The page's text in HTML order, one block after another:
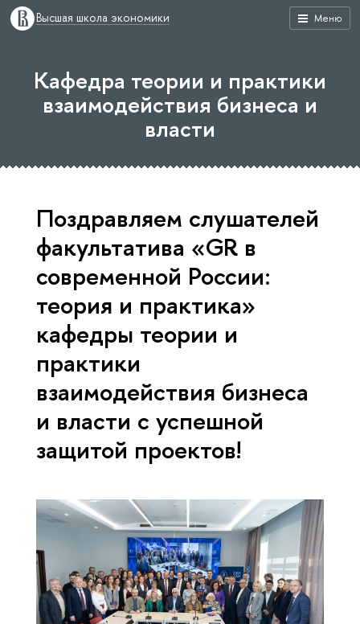
Меню
Высшая школа экономики
Кафедра теории и практики
взаимодействия бизнеса и
власти
Поздравляем слушателей
факультатива «GR в
современной России:
теория и практика»
кафедры теории и
практики
взаимодействия бизнеса
и власти с успешной
защитой проектов!